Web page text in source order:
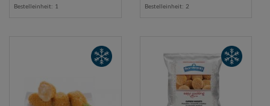
Bestelleinheit: 1 Bestelleinheit: 2